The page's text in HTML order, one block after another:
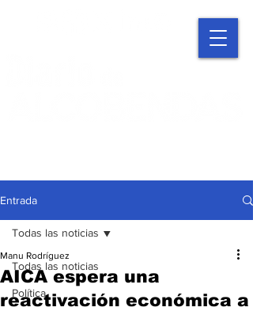
Entrada
Todas las noticias
Política
Todas las noticias
AICA espera una
reactivación económica a
Manu Rodríguez